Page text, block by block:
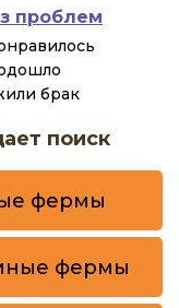
поиск
фермы
фермы
проблем
брак